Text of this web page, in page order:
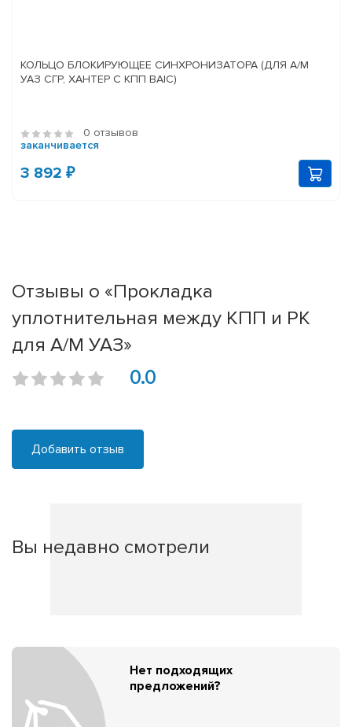
КОЛЬЦО БЛОКИРУЮЩЕЕ СИНХРОНИЗАТОРА (ДЛЯ А/М
УАЗ СГР, ХАНТЕР С КПП BAIC)
0 отзывов
заканчивается
3 892 ₽
Отзывы о «Прокладка
уплотнительная между КПП и РК
для А/М УАЗ»
0.0
Добавить отзыв
Вы недавно смотрели
Нет подходящих
предложений?